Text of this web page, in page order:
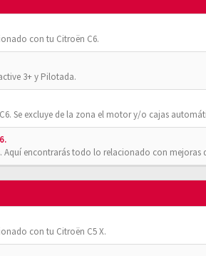
con tu Citroën C6.
3+ y Pilotada.
Se excluye de la zona el motor y/o cajas
Aquí encontrarás todo lo relacionado con mejoras
con tu Citroën C5 X.